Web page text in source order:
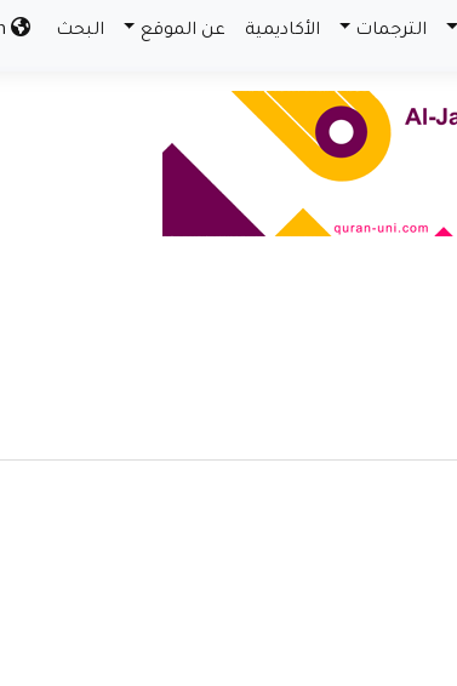
الترجمات الأكاديمية عن الموقع البحث